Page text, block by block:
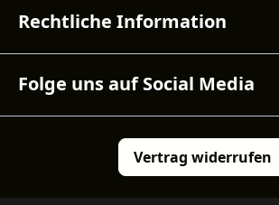
Rechtliche Information
Folge uns auf Social Media
Vertrag widerrufen